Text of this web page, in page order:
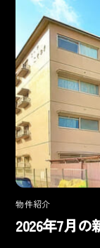
物件紹介
2026年7月